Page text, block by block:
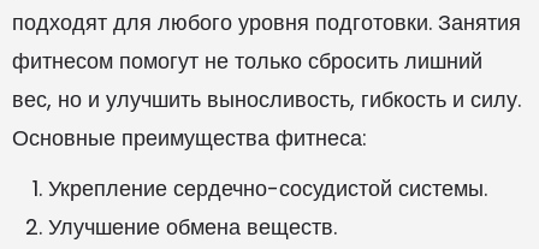
подходят для любого уровня подготовки. Занятия
фитнесом помогут не только сбросить лишний
вес, но и улучшить выносливость, гибкость и силу.
Основные преимущества фитнеса:
Укрепление сердечно-сосудистой системы.
Улучшение обмена веществ.